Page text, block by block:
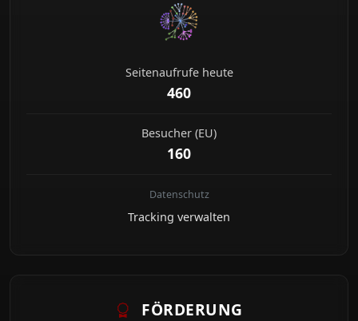
Seitenaufrufe heute
460
Besucher (EU)
160
Datenschutz
Tracking verwalten
FÖRDERUNG